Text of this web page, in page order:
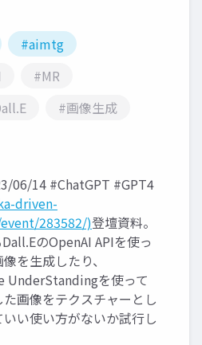
#aimtg
#MR
#画像生成
06/14 #ChatGPT #GPT4
driven-
283582/)登壇資料。
のOpenAI APIを使っ
を生成したり、
UnderStandingを使って
画像をテクスチャーとし
い使い方がないか試行し